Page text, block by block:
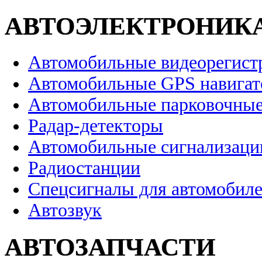
Автомобильные
Автомобильные GPS
Автомобильные
Радар-детекторы
Автомобильные
Радиостанции
Спецсигналы для
Автозвук
АВТОЗАПЧАСТИ